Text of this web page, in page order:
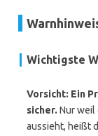
Wichtigste
Vorsicht: Ein
sicher. Nur weil
aussieht, heißt